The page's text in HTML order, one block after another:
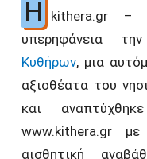
Η
kithera.gr –
υπερηφάνεια
Κυθήρων, μια
αξιοθέατα του
και
www.kithera.gr με σκοπό την ποιοτική και
αισθητική